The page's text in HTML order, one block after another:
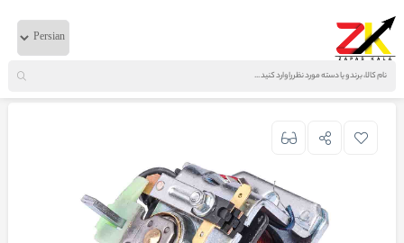
خانه لوازم برقی ایویکو اتوماتیک استارت بزرگ 380-440-720 ایرانی